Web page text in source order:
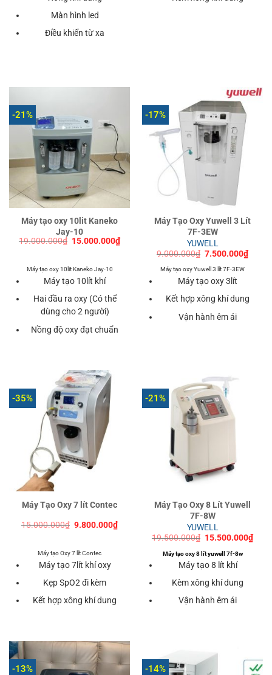
Màn hình led
Điều khiển từ xa
-21%
Máy tạo oxy 10lit Kaneko
Jay-10
19.000.000₫ Giá
15.000.000₫Giá
hiện
15.000.000₫.
Máy tạo oxy 10lit Kaneko Jay-10
Máy tạo 10lít khí
Hai đầu ra oxy (Có thể
dùng cho 2 người)
Nồng độ oxy đạt chuẩn
-17%
Máy Tạo Oxy Yuwell 3 Lít
7F-3EW
YUWELL
9.000.000₫ Giá
là:
9.000.000₫.
7.500.000₫Giá
hiện
Máy tạo oxy Yuwell 3 lít 7F-3EW
Máy tạo oxy 3lít
Kết hợp xông khí dung
Vận hành êm ái
-35%
Máy Tạo Oxy 7 lít Contec
15.000.000₫ Giá
9.800.000₫Giá
hiện
9.800.000₫.
Máy tạo Oxy 7 lít Contec
Máy tạo 7lít khí oxy
Kẹp SpO2 đi kèm
Kết hợp xông khí dung
-21%
Máy Tạo Oxy 8 Lít Yuwell
7F-8W
YUWELL
19.500.000₫ Giá
là:
19.500.000₫.
15.500.000₫Giá
hiện
Máy tạo oxy 8 lít yuwell 7f-8w
Máy tạo 8 lít khí
Kèm xông khí dung
Vận hành êm ái
-13% -14%